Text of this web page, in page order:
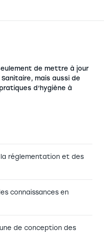
de mettre à jour
mais aussi de
d’hygiène à
réglementation et des
connaissances en
de conception des